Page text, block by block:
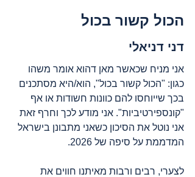
הכול קשור בכול
דני דניאלי
אני מניח שכאשר מאן דהוא אומר משהו
כגון: "הכול קשור בכול", הוא/היא מסתכנים
בכך שייוחסו להם כוונות חשודות או אף
"קונספירטיביות". אני מודע לכך וחרף זאת
אני נוטל את הסיכון כשאני מתבונן בישראל
המדממת על סיפה של 2026.
לצערי, רבים ורבות מאיתנו חווים את